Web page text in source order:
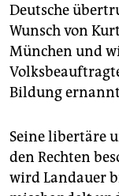
Deutsche
Wunsch von
München und
Bildung
Seine libertäre
den Rechten
wird Landauer